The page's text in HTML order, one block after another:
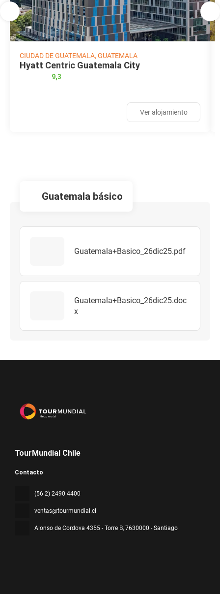
CIUDAD DE GUATEMALA, GUATEMALA
Hyatt Centric Guatemala City
9,3
Ver alojamiento
guatemala básico
Guatemala+Basico_26dic25.pdf
Guatemala+Basico_26dic25.doc
x
TourMundial Chile
Contacto
(56 2) 2490 4400
ventas@tourmundial.cl
Alonso de Cordova 4355 - Torre B, 7630000 - Santiago